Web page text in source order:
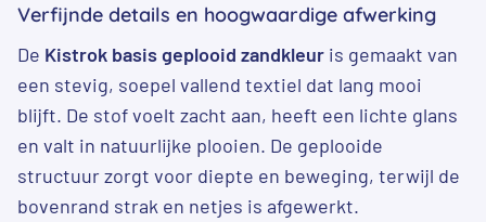
Verfijnde details en hoogwaardige afwerking
De Kistrok basis geplooid zandkleur is gemaakt van
een stevig, soepel vallend textiel dat lang mooi
blijft. De stof voelt zacht aan, heeft een lichte glans
en valt in natuurlijke plooien. De geplooide
structuur zorgt voor diepte en beweging, terwijl de
bovenrand strak en netjes is afgewerkt.